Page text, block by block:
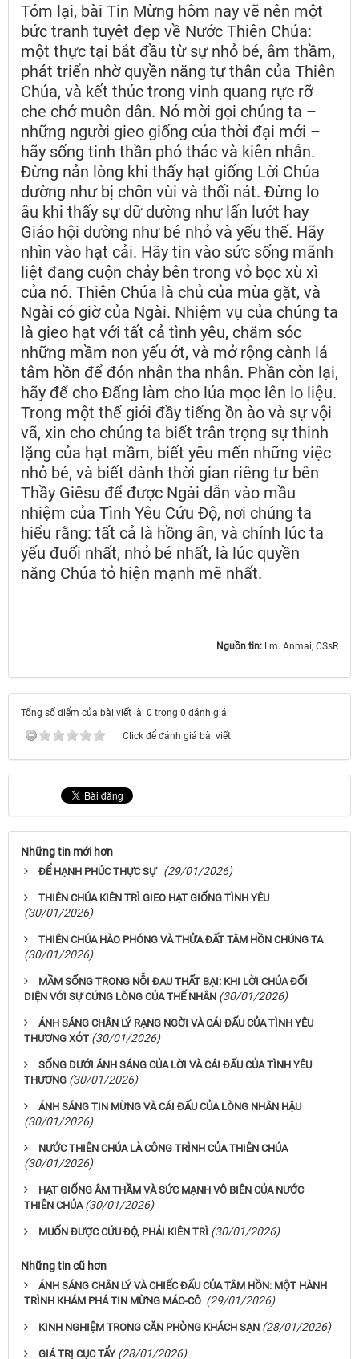
Tóm lại, bài Tin Mừng hôm nay vẽ nên một
bức tranh tuyệt đẹp về Nước Thiên Chúa:
một thực tại bắt đầu từ sự nhỏ bé, âm thầm,
phát triển nhờ quyền năng tự thân của Thiên
Chúa, và kết thúc trong vinh quang rực rỡ
che chở muôn dân. Nó mời gọi chúng ta –
những người gieo giống của thời đại mới –
hãy sống tinh thần phó thác và kiên nhẫn.
Đừng nản lòng khi thấy hạt giống Lời Chúa
dường như bị chôn vùi và thối nát. Đừng lo
âu khi thấy sự dữ dường như lấn lướt hay
Giáo hội dường như bé nhỏ và yếu thế. Hãy
nhìn vào hạt cải. Hãy tin vào sức sống mãnh
liệt đang cuộn chảy bên trong vỏ bọc xù xì
của nó. Thiên Chúa là chủ của mùa gặt, và
Ngài có giờ của Ngài. Nhiệm vụ của chúng ta
là gieo hạt với tất cả tình yêu, chăm sóc
những mầm non yếu ớt, và mở rộng cành lá
tâm hồn để đón nhận tha nhân. Phần còn lại,
hãy để cho Đấng làm cho lúa mọc lên lo liệu.
Trong một thế giới đầy tiếng ồn ào và sự vội
vã, xin cho chúng ta biết trân trọng sự thinh
lặng của hạt mầm, biết yêu mến những việc
nhỏ bé, và biết dành thời gian riêng tư bên
Thầy Giêsu để được Ngài dẫn vào mầu
nhiệm của Tình Yêu Cứu Độ, nơi chúng ta
hiểu rằng: tất cả là hồng ân, và chính lúc ta
yếu đuối nhất, nhỏ bé nhất, là lúc quyền
năng Chúa tỏ hiện mạnh mẽ nhất.
Nguồn tin: Lm. Anmai, CSsR
Tổng số điểm của bài viết là: 0 trong 0 đánh giá
Click để đánh giá bài viết
Những tin mới hơn
ĐỂ HẠNH PHÚC THỰC SỰ (29/01/2026)
THIÊN CHÚA KIÊN TRÌ GIEO HẠT GIỐNG TÌNH YÊU
(30/01/2026)
THIÊN CHÚA HÀO PHÓNG VÀ THỬA ĐẤT TÂM HỒN CHÚNG TA
(30/01/2026)
MẦM SỐNG TRONG NỖI ĐAU THẤT BẠI: KHI LỜI CHÚA ĐỐI
DIỆN VỚI SỰ CỨNG LÒNG CỦA THẾ NHÂN (30/01/2026)
ÁNH SÁNG CHÂN LÝ RẠNG NGỜI VÀ CÁI ĐẤU CỦA TÌNH YÊU
THƯƠNG XÓT (30/01/2026)
SỐNG DƯỚI ÁNH SÁNG CỦA LỜI VÀ CÁI ĐẤU CỦA TÌNH YÊU
THƯƠNG (30/01/2026)
ÁNH SÁNG TIN MỪNG VÀ CÁI ĐẤU CỦA LÒNG NHÂN HẬU
(30/01/2026)
NƯỚC THIÊN CHÚA LÀ CÔNG TRÌNH CỦA THIÊN CHÚA
(30/01/2026)
HẠT GIỐNG ÂM THẦM VÀ SỨC MẠNH VÔ BIÊN CỦA NƯỚC
THIÊN CHÚA (30/01/2026)
MUỐN ĐƯỢC CỨU ĐỘ, PHẢI KIÊN TRÌ (30/01/2026)
Những tin cũ hơn
ÁNH SÁNG CHÂN LÝ VÀ CHIẾC ĐẤU CỦA TÂM HỒN: MỘT HÀNH
TRÌNH KHÁM PHÁ TIN MỪNG MÁC-CÔ (29/01/2026)
KINH NGHIỆM TRONG CĂN PHÒNG KHÁCH SẠN (28/01/2026)
GIÁ TRỊ CỤC TẨY (28/01/2026)